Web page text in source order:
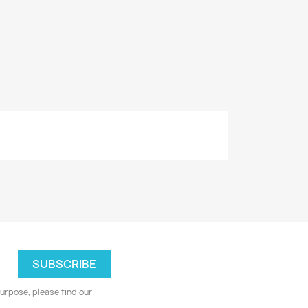
please find our